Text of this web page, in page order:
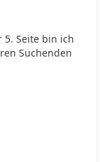
5. Seite bin ich
Suchenden